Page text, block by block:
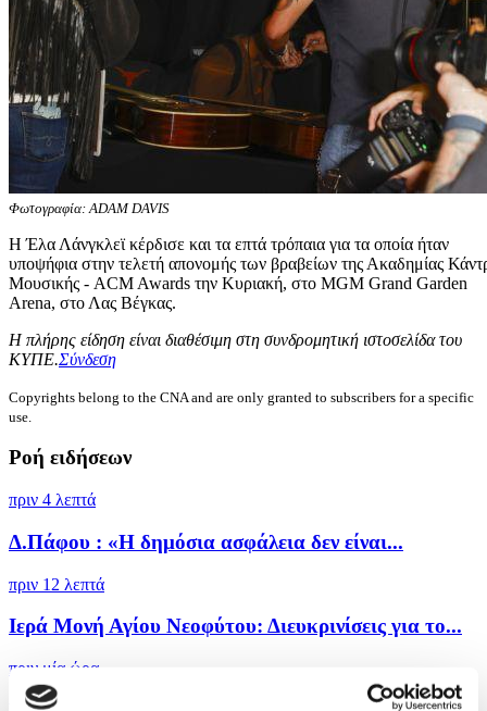
Φωτογραφία: ADAM DAVIS
H Έλα Λάνγκλεϊ κέρδισε και τα επτά τρόπαια για τα οποία ήταν
υποψήφια στην τελετή απονομής των βραβείων της Ακαδημίας
Μουσικής - ACM Awards την Κυριακή, στο MGM Grand Garden
Arena, στο Λας Βέγκας.
Η πλήρης είδηση είναι διαθέσιμη στη συνδρομητική ιστοσελίδα του
ΚΥΠΕ.Σύνδεση
Copyrights belong to the CNA and are only granted to subscribers for a specific
use.
Ροή ειδήσεων
πριν 4 λεπτά
Δ.Πάφου : «Η δημόσια ασφάλεια δεν είναι...
πριν 12 λεπτά
Ιερά Μονή Αγίου Νεοφύτου: Διευκρινίσεις για το...
πριν μία ώρα